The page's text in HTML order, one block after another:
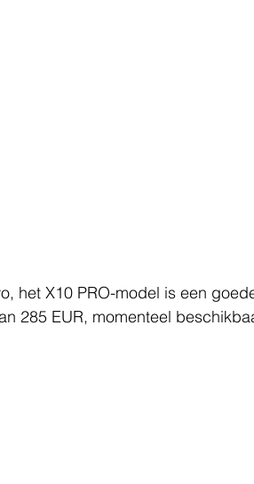
het X10 PRO-model is een
285 EUR, momenteel